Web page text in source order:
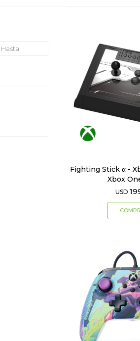
Fighting Stick α -
Xbox
USD